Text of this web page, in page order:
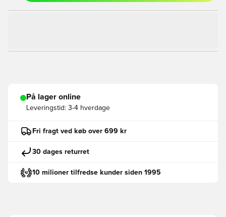
På lager online
Leveringstid: 3-4 hverdage
Fri fragt ved køb over 699 kr
30 dages returret
10 milioner tilfredse kunder siden 1995